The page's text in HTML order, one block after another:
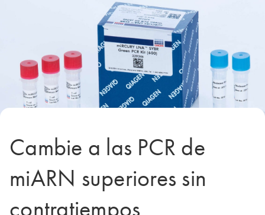
Cambie a las PCR de
miARN superiores sin
contratiempos